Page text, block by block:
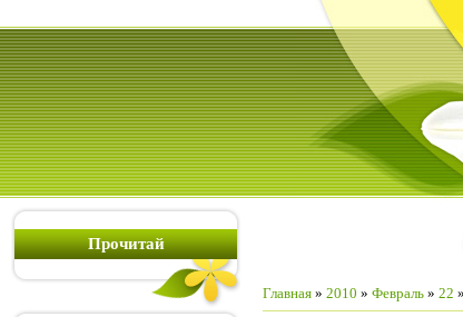
Прочитай
Главная » 2010 » Февраль » 22